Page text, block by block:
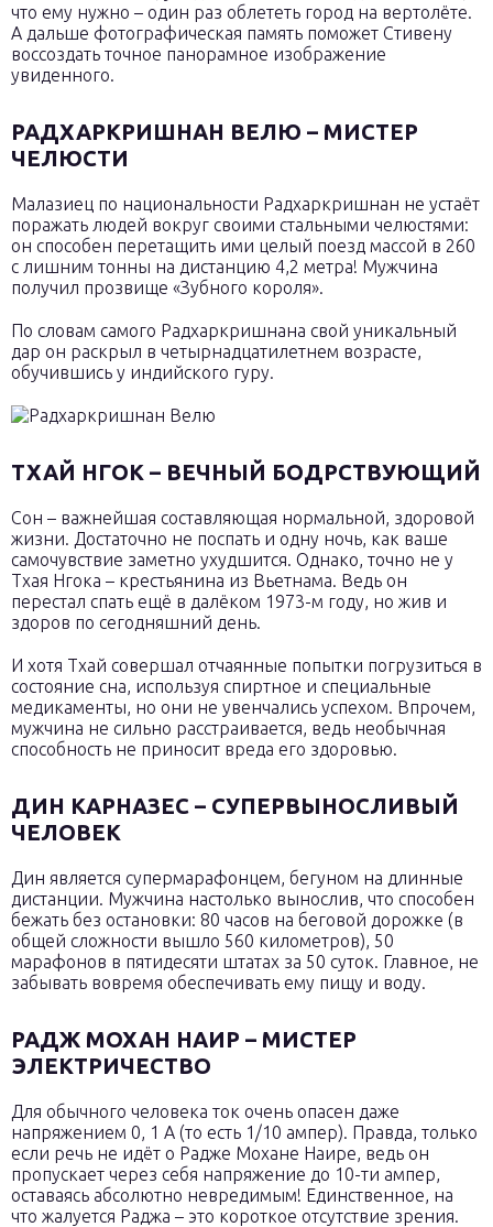
что ему нужно – один раз облететь город на вертолёте.
А дальше фотографическая память поможет Стивену
воссоздать точное панорамное изображение
увиденного.
РАДХАРКРИШНАН ВЕЛЮ – МИСТЕР
ЧЕЛЮСТИ
Малазиец по национальности Радхаркришнан не устаёт
поражать людей вокруг своими стальными челюстями:
он способен перетащить ими целый поезд массой в 260
с лишним тонны на дистанцию 4,2 метра! Мужчина
получил прозвище «Зубного короля».
По словам самого Радхаркришнана свой уникальный
дар он раскрыл в четырнадцатилетнем возрасте,
обучившись у индийского гуру.
ТХАЙ НГОК – ВЕЧНЫЙ БОДРСТВУЮЩИЙ
Сон – важнейшая составляющая нормальной, здоровой
жизни. Достаточно не поспать и одну ночь, как ваше
самочувствие заметно ухудшится. Однако, точно не у
Тхая Нгока – крестьянина из Вьетнама. Ведь он
перестал спать ещё в далёком 1973-м году, но жив и
здоров по сегодняшний день.
И хотя Тхай совершал отчаянные попытки погрузиться в
состояние сна, используя спиртное и специальные
медикаменты, но они не увенчались успехом. Впрочем,
мужчина не сильно расстраивается, ведь необычная
способность не приносит вреда его здоровью.
ДИН КАРНАЗЕС – СУПЕРВЫНОСЛИВЫЙ
ЧЕЛОВЕК
Дин является супермарафонцем, бегуном на длинные
дистанции. Мужчина настолько вынослив, что способен
бежать без остановки: 80 часов на беговой дорожке (в
общей сложности вышло 560 километров), 50
марафонов в пятидесяти штатах за 50 суток. Главное, не
забывать вовремя обеспечивать ему пищу и воду.
РАДЖ МОХАН НАИР – МИСТЕР
ЭЛЕКТРИЧЕСТВО
Для обычного человека ток очень опасен даже
напряжением 0, 1 А (то есть 1/10 ампер). Правда, только
если речь не идёт о Радже Мохане Наире, ведь он
пропускает через себя напряжение до 10-ти ампер,
оставаясь абсолютно невредимым! Единственное, на
что жалуется Раджа – это короткое отсутствие зрения.